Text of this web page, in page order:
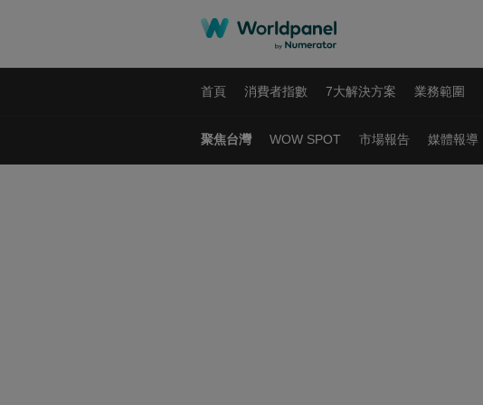
首頁 消費者指數 7大解決方案 業務範圍
聚焦台灣 WOW SPOT 市場報告 媒體報導